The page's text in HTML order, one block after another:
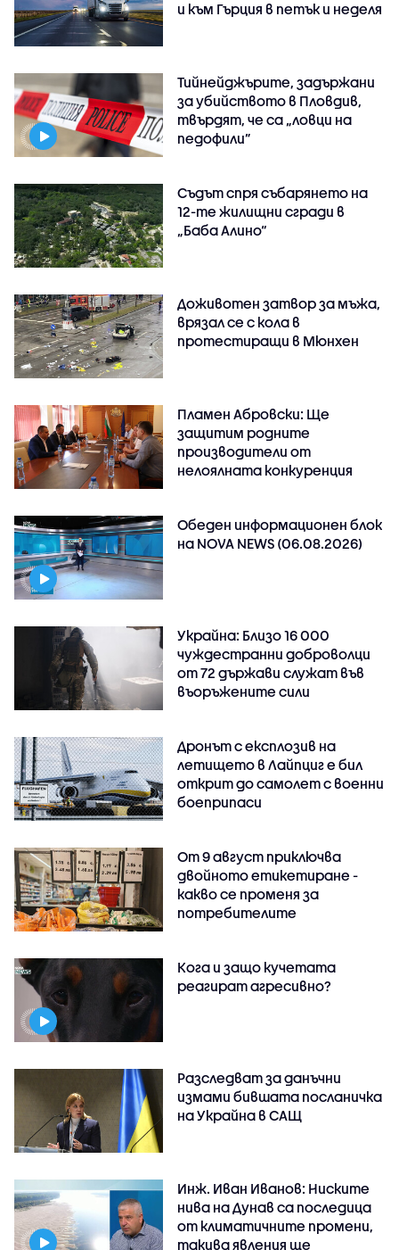
и към Гърция в петък и неделя
Тийнейджърите, задържани
за убийството в Пловдив,
твърдят, че са „ловци на
педофили”
Съдът спря събарянето на
12-те жилищни сгради в
„Баба Алино“
Доживотен затвор за мъжа,
врязал се с кола в
протестиращи в Мюнхен
Пламен Абровски: Ще
защитим родните
производители от
нелоялната конкуренция
Обеден информационен блок
на NOVA NEWS (06.08.2026)
Украйна: Близо 16 000
чуждестранни доброволци
от 72 държави служат във
въоръжените сили
Дронът с експлозив на
летището в Лайпциг е бил
открит до самолет с военни
боеприпаси
От 9 август приключва
двойното етикетиране -
какво се променя за
потребителите
Кога и защо кучетата
реагират агресивно?
Разследват за данъчни
измами бившата посланичка
на Украйна в САЩ
Инж. Иван Иванов: Ниските
нива на Дунав са последица
от климатичните промени,
такива явления ще